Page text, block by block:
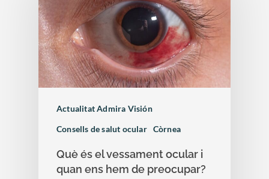
Actualitat Admira Visión
Consells de salut ocular Còrnea
Què és el vessament ocular i
quan ens hem de preocupar?